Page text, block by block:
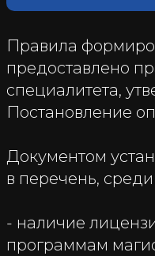
Правила
предоставлено
специалитета,
Постановление
Документом
в перечень,
- наличие
программам